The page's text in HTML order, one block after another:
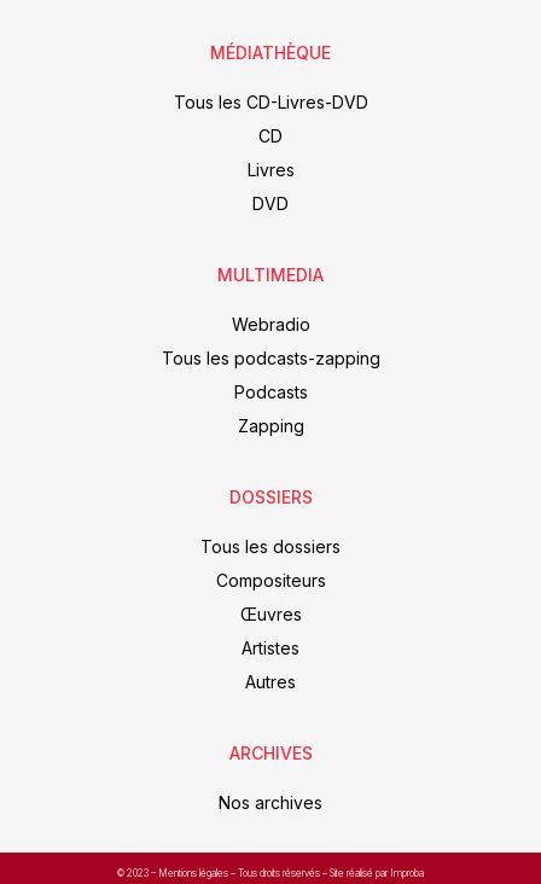
MÉDIATHÈQUE
Tous les CD-Livres-DVD
CD
Livres
DVD
MULTIMEDIA
Webradio
Tous les podcasts-zapping
Podcasts
Zapping
DOSSIERS
Tous les dossiers
Compositeurs
Œuvres
Artistes
Autres
ARCHIVES
Nos archives
© 2023 – Mentions légales – Tous droits réservés – Site réalisé par Improba